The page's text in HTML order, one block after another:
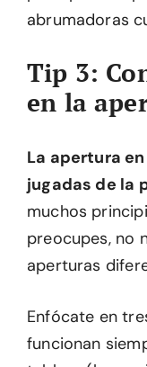
abrumadoras
Tip 3:
en la
La apertura
jugadas de la
muchos
preocupes, no
aperturas
Enfócate en
funcionan